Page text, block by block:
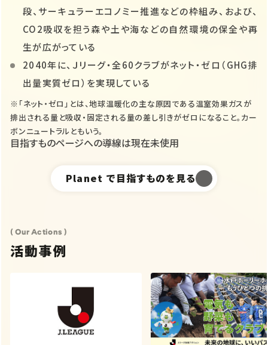
段、サーキュラーエコノミー推進などの枠組み、および、
CO2吸収を担う森や土や海などの自然環境の保全や再
生が広がっている
2040年に、Ｊリーグ・全60クラブがネット・ゼロ（GHG排
出量実質ゼロ）を実現している
※「ネット・ゼロ」とは、地球温暖化の主な原因である温室効果ガスが
排出される量と吸収・固定される量の差し引きがゼロになること。カー
ボンニュートラルともいう。
目指すものページへの導線は現在未使用
Planet で目指すものを見る
( Our Actions )
活動事例